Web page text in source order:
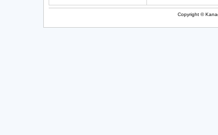
Copyright ©